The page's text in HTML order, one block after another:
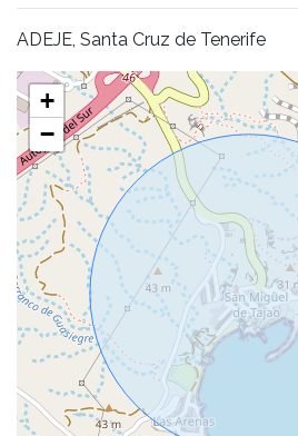
ADEJE, Santa Cruz de Tenerife
+
−